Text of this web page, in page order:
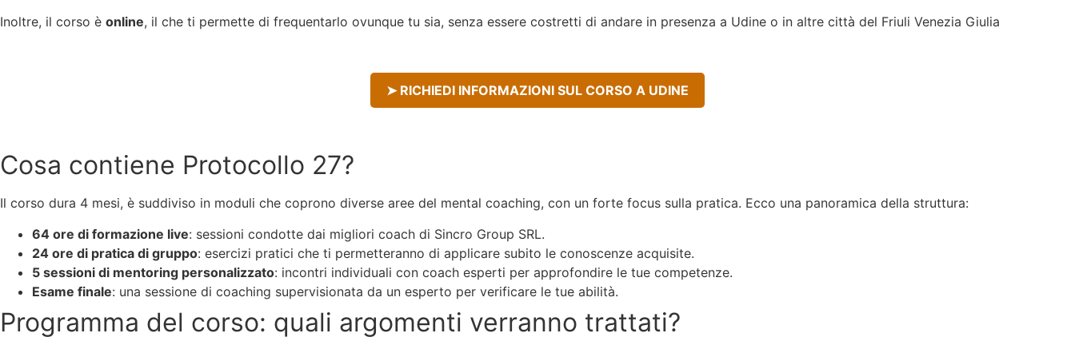
Inoltre, il corso è online, il che ti permette di frequentarlo ovunque tu sia, senza essere costretti di andare in presenza a Udine o in altre città del Friuli Venezia Giulia
➤ RICHIEDI INFORMAZIONI SUL CORSO A UDINE
Cosa contiene Protocollo 27?
Il corso dura 4 mesi, è suddiviso in moduli che coprono diverse aree del mental coaching, con un forte focus sulla pratica. Ecco una panoramica della struttura:
64 ore di formazione live: sessioni condotte dai migliori coach di Sincro Group SRL.
24 ore di pratica di gruppo: esercizi pratici che ti permetteranno di applicare subito le conoscenze acquisite.
5 sessioni di mentoring personalizzato: incontri individuali con coach esperti per approfondire le tue competenze.
Esame finale: una sessione di coaching supervisionata da un esperto per verificare le tue abilità.
Programma del corso: quali argomenti verranno trattati?